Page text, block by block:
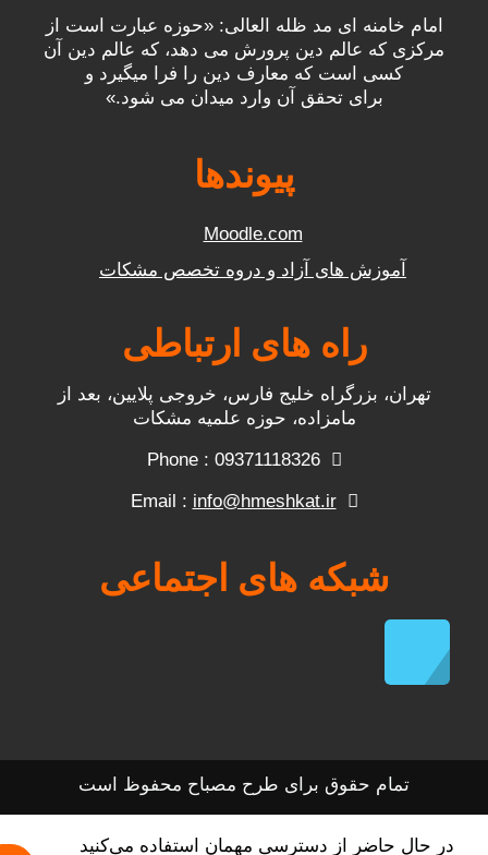
امام خامنه ای مد ظله العالی: «حوزه عبارت است از
مرکزی که عالم دین پرورش می دهد، که عالم دین آن
کسی است که معارف دین را فرا میگیرد و
برایتحقق آن وارد میدان می شود.»
پیوندها
Moodle.com
آموزش های آزاد و دروه تخصص مشکات
راه های ارتباطی
تهران، بزرگراه خلیج فارس، خروجی پلایین، بعد از
مامزاده، حوزه علمیه مشکات
Phone : 09371118326
Email :
info@hmeshkat.ir
شبکه های اجتماعی
تمام حقوق برای طرح مصباح محفوظ است
در حال حاضر از دسترسی مهمان استفاده می‌کنید